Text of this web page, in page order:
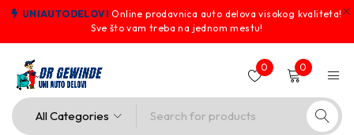
UNIAUTODELOVI Online prodavnica auto delova visokog kvaliteta!
Sve što vam treba na jednom mestu!
0 0